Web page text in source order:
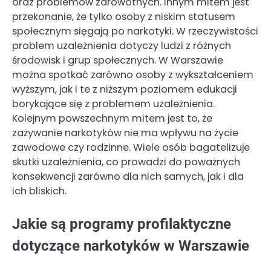
przekonanie, że tylko osoby z niskim statusem
społecznym sięgają po narkotyki. W rzeczywistości
problem uzależnienia dotyczy ludzi z różnych
środowisk i grup społecznych. W Warszawie
można spotkać zarówno osoby z wykształceniem
wyższym, jak i te z niższym poziomem edukacji
borykające się z problemem uzależnienia.
Kolejnym powszechnym mitem jest to, że
zażywanie narkotyków nie ma wpływu na życie
zawodowe czy rodzinne. Wiele osób bagatelizuje
skutki uzależnienia, co prowadzi do poważnych
konsekwencji zarówno dla nich samych, jak i dla
ich bliskich.
Jakie są programy profilaktyczne
dotyczące narkotyków w Warszawie